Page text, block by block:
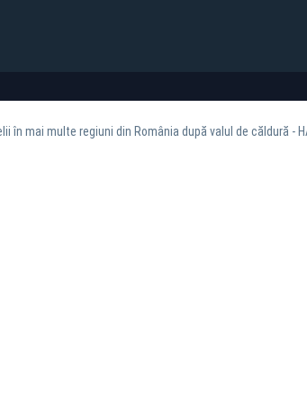
în mai multe regiuni din România după valul de căldură -